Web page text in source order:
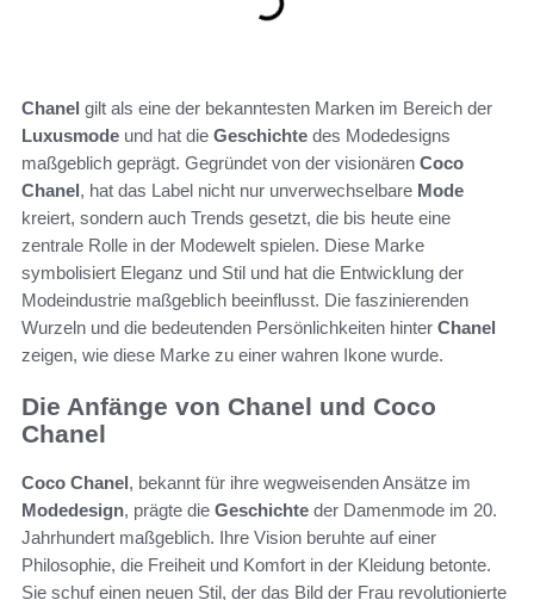
Chanel gilt als eine der bekanntesten Marken im Bereich der
Luxusmode und hat die Geschichte des Modedesigns
maßgeblich geprägt. Gegründet von der visionären Coco
Chanel, hat das Label nicht nur unverwechselbare Mode
kreiert, sondern auch Trends gesetzt, die bis heute eine
zentrale Rolle in der Modewelt spielen. Diese Marke
symbolisiert Eleganz und Stil und hat die Entwicklung der
Modeindustrie maßgeblich beeinflusst. Die faszinierenden
Wurzeln und die bedeutenden Persönlichkeiten hinter Chanel
zeigen, wie diese Marke zu einer wahren Ikone wurde.
Die Anfänge von Chanel und Coco
Chanel
Coco Chanel, bekannt für ihre wegweisenden Ansätze im
Modedesign, prägte die Geschichte der Damenmode im 20.
Jahrhundert maßgeblich. Ihre Vision beruhte auf einer
Philosophie, die Freiheit und Komfort in der Kleidung betonte.
Sie schuf einen neuen Stil, der das Bild der Frau revolutionierte